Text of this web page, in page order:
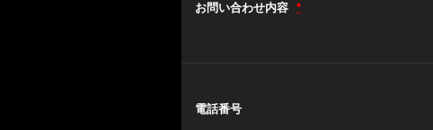
お問い合わせ内容 *
電話番号